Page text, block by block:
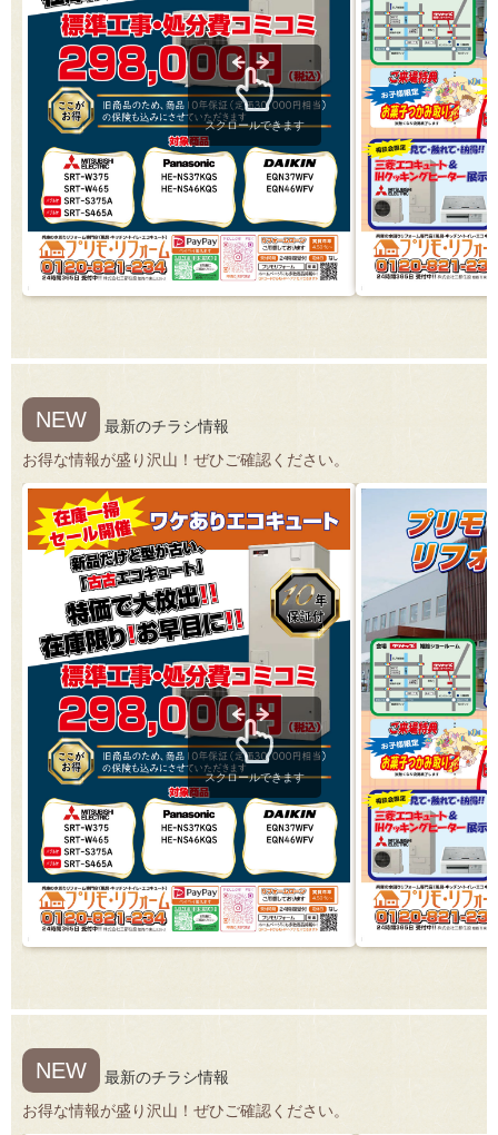
スクロールできます
NEW
最新のチラシ情報
お得な情報が盛り沢山！ぜひご確認ください。
スクロールできます
NEW
最新のチラシ情報
お得な情報が盛り沢山！ぜひご確認ください。